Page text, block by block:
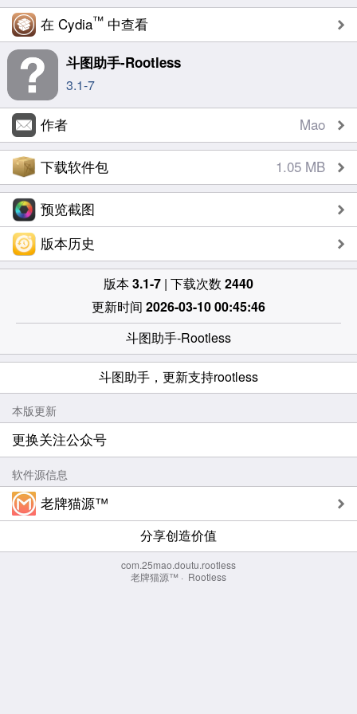
在 Cydia™ 中查看
斗图助手-Rootless
3.1-7
作者 Mao
下载软件包 1.05 MB
预览截图
版本历史
版本3.1-7 | 下载次数 2440
更新时间 2026-03-10 00:45:46
斗图助手-Rootless
斗图助手，更新支持rootless
本版更新
更换关注公众号
软件源信息
老牌猫源™
分享创造价值
com.25mao.doutu.rootless
老牌猫源™ · Rootless